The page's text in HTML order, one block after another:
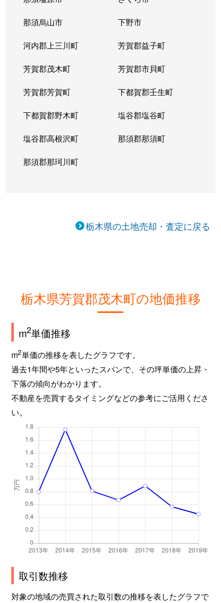
那須烏山市 下野市
河内郡上三川町 芳賀郡益子町
芳賀郡茂木町 芳賀郡市貝町
芳賀郡芳賀町 下都賀郡壬生町
下都賀郡野木町 塩谷郡塩谷町
塩谷郡高根沢町 那須郡那須町
那須郡那珂川町
栃木県の土地売却・査定に戻る
栃木県芳賀郡茂木町の地価推移
m2単価推移
m2単価の推移を表したグラフです。
過去1年間や5年といったスパンで、その坪単価の上昇・
下落の傾向がわかります。
不動産を売買するタイミングなどの参考にご活用くださ
い。
取引数推移
対象の地域の売買された取引数の推移を表したグラフで